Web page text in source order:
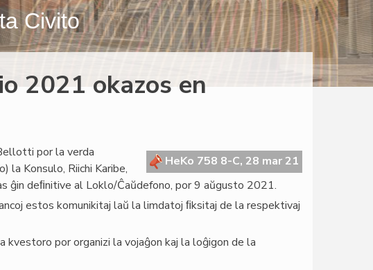
Civito
2021 okazos en
HeKo 758 8-C, 28 mar 21
por la verda
la Konsulo, Riichi Karibe,
ĝin deﬁnitive al Loklo/Ĉaŭdefono, por 9 aŭgusto 2021.
estos komunikitaj laŭ la limdatoj ﬁksitaj de la respektivaj
kvestoro por organizi la vojaĝon kaj la loĝigon de la